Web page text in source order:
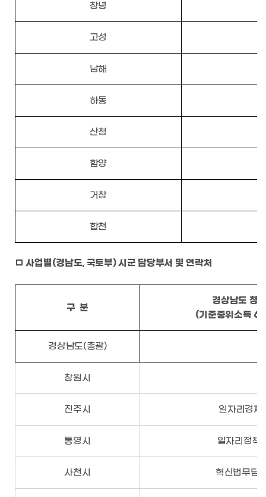
창녕
고성
남해
하동
산청
함양
거창
합천
□사업별(경남도, 국토부) 시군 담당부서 및 연락처
구 분
경상남도 청
(기준중위소득
경상남도(총괄)
창원시
진주시 일자리경
통영시 일자리정
사천시 혁신법무담